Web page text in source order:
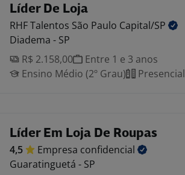
Líder De Loja
RHF Talentos São Paulo Capital/SP
Diadema - SP
R$ 2.158,00
Entre 1 e 3 anos
Ensino Médio (2º Grau)
Presencial
Líder Em Loja De Roupas
4,5 Empresa confidencial
Guaratinguetá - SP